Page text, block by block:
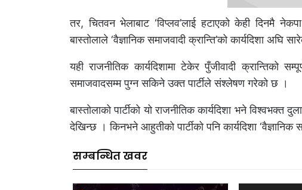
तर, चितवन भेलाबाट ‘विप्लव’लाई हटाएको केही दिनमै
बास्तोलाले ‘वैज्ञानिक समाजवादी क्रान्ति’को कार्यदिशा अघि
यही राजनीतिक कार्यदिशामा टेकेर पुँजीवादी क्रान्तिको
समाजवादसम्म पुग्न सकिने उक्त पार्टीले संश्लेषण गरेको छ ।
बास्तोलाको पार्टीको यो राजनीतिक कार्यदिशा भने विश्वभक्त
देखिन्छ । किनभने आहुतीको पार्टीको पनि कार्यदिशा
सम्बन्धित खवर